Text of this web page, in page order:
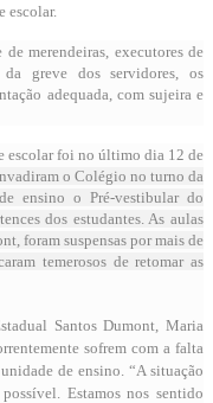
escolar.
merendeiras, executores de
greve dos servidores, os
adequada, com sujeira e
escolar foi no último dia 12 de
o Colégio no turno da
ensino o Pré-vestibular do
dos estudantes. As aulas
foram suspensas por mais de
temerosos de retomar as
Santos Dumont, Maria
sofrem com a falta
de ensino. “A situação
Estamos nos sentido